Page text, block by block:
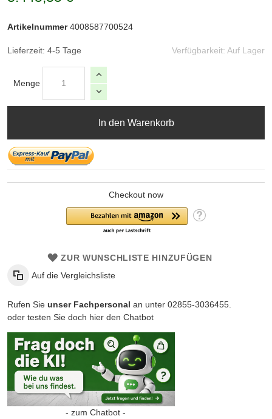
Verfügbarkeit: Auf Lager
Artikelnummer 4008587700524
Lieferzeit: 4-5 Tage
Menge
In den Warenkorb
Checkout now
ZUR WUNSCHLISTE HINZUFÜGEN
Auf die Vergleichsliste
Rufen Sie unser Fachpersonal an unter 02855-3036455.
oder testen Sie doch hier den Chatbot
- zum Chatbot -